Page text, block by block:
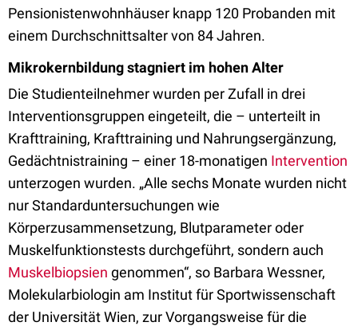
Pensionistenwohnhäuser knapp 120 Probanden mit
einem Durchschnittsalter von 84 Jahren.
Mikrokernbildung stagniert im hohen Alter
Die Studienteilnehmer wurden per Zufall in drei
Interventionsgruppen eingeteilt, die – unterteilt in
Krafttraining, Krafttraining und Nahrungsergänzung,
Gedächtnistraining – einer 18-monatigen Intervention
unterzogen wurden. „Alle sechs Monate wurden nicht
nur Standarduntersuchungen wie
Körperzusammensetzung, Blutparameter oder
Muskelfunktionstests durchgeführt, sondern auch
Muskelbiopsien genommen“, so Barbara Wessner,
Molekularbiologin am Institut für Sportwissenschaft
der Universität Wien, zur Vorgangsweise für die